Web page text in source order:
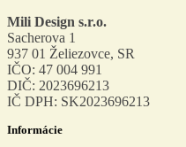
Mili Design s.r.o.
Sacherova 1
937 01 Želiezovce, SR
IČO: 47 004 991
DIČ: 2023696213
IČ DPH: SK2023696213
Informácie